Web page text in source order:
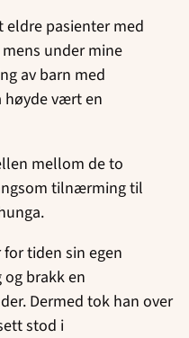
eldre pasienter med
under mine
av barn med
vært en
mellom de to
tilnærming til
tiden sin egen
brakk en
Dermed tok han over
stod i